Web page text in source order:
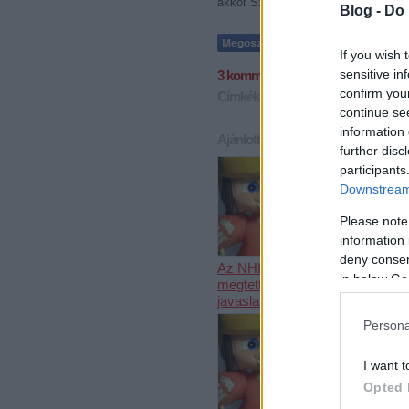
Blog -
If you wish
sensitive
confirm
continue
information
further
Please
information
deny
in below
I want
Opted
3komment
válogatott
Az NHL
megtette újabb
javaslatát